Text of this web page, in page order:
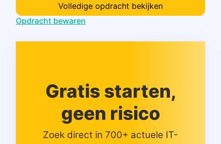
Volledige opdracht bekijken
Opdracht bewaren
Gratis starten,
geen risico
Zoek direct in 700+ actuele IT-